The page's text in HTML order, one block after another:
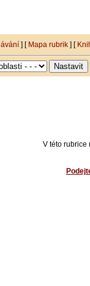
] [ Mapa rubrik ] [
V této rubrice